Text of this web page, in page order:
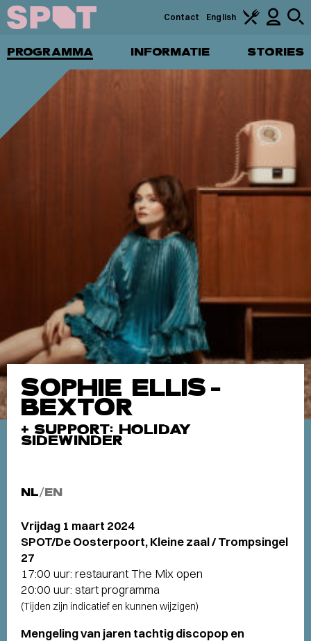
PROGRAMMA INFORMATIE STORIES
Contact English
SOPHIE ELLIS-
BEXTOR
+ SUPPORT: HOLIDAY
SIDEWINDER
NL/EN
Vrijdag 1 maart 2024
SPOT/De Oosterpoort, Kleine zaal / Trompsingel
27
17:00 uur: restaurant The Mix open
20:00 uur: start programma
(Tijden zijn indicatief en kunnen wijzigen)
Mengeling van jaren tachtig discopop en